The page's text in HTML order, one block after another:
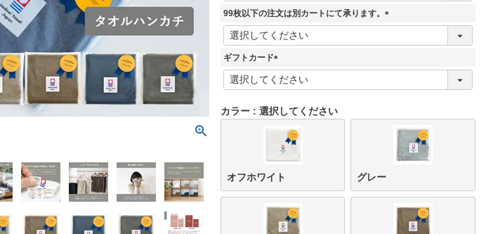
99枚以下の注文は別カートにて承ります。
(
ギフトカード
(
必
)
カラー 選択してください
オフホワイト グレー